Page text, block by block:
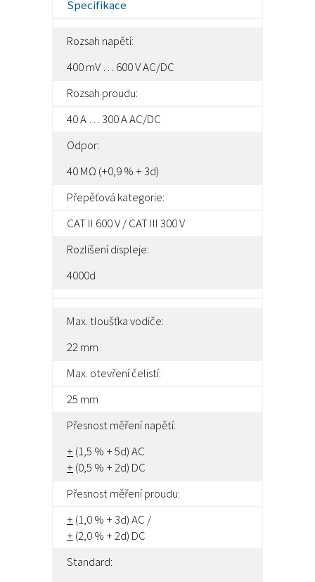
Specifikace
Rozsah napětí:
400 mV … 600 V AC/DC
Rozsah proudu:
40 A … 300 A AC/DC
Odpor:
40 MΩ (+0,9 % + 3d)
Přepěťová kategorie:
CAT II 600 V / CAT III 300 V
Rozlišení displeje:
4000d
Max. tloušťka vodiče:
22 mm
Max. otevření čelistí:
25 mm
Přesnost měření napětí:
+ (1,5 % + 5d) AC
+ (0,5 % + 2d) DC
Přesnost měření proudu:
+ (1,0 % + 3d) AC /
+ (2,0 % + 2d) DC
Standard: